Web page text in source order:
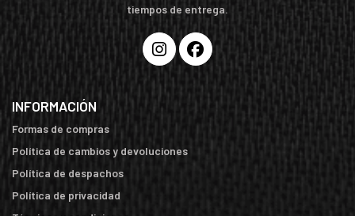
tiempos de entrega.
INFORMACIÓN
Formas de compras
Política de cambios y devoluciones
Política de despachos
Política de privacidad